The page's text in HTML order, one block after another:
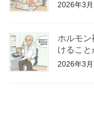
2026年3月
ホルモ
けること
2026年3月